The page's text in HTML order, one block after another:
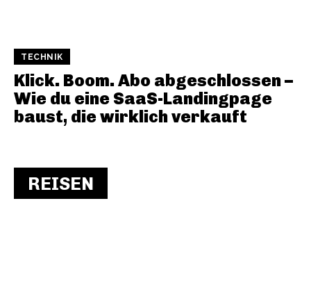
TECHNIK
Klick. Boom. Abo abgeschlossen –
Wie du eine SaaS-Landingpage
baust, die wirklich verkauft
REISEN